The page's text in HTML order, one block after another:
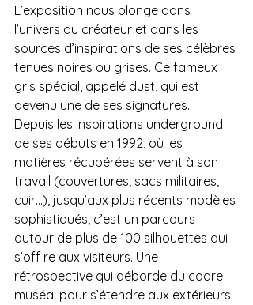
L’exposition nous plonge dans
l’univers du créateur et dans les
sources d’inspirations de ses célèbres
tenues noires ou grises. Ce fameux
gris spécial, appelé dust, qui est
devenu une de ses signatures.
Depuis les inspirations underground
de ses débuts en 1992, où les
matières récupérées servent à son
travail (couvertures, sacs militaires,
cuir…), jusqu’aux plus récents modèles
sophistiqués, c’est un parcours
autour de plus de 100 silhouettes qui
s’off re aux visiteurs. Une
rétrospective qui déborde du cadre
muséal pour s’étendre aux extérieurs